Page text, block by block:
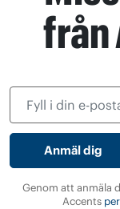
21, 116 33
Barbro Janson
från
Genom att anmäla
Accents